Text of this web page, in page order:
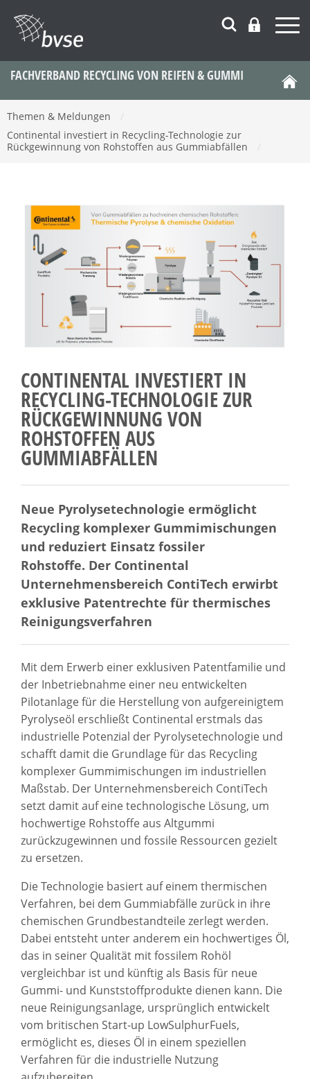
FACHVERBAND RECYCLING VON REIFEN & GUMMI
Themen & Meldungen
Continental investiert in Recycling-Technologie zur
Rückgewinnung von Rohstoffen aus Gummiabfällen
CONTINENTAL INVESTIERT IN
RECYCLING-TECHNOLOGIE ZUR
RÜCKGEWINNUNG VON
ROHSTOFFEN AUS
GUMMIABFÄLLEN
Neue Pyrolysetechnologie ermöglicht
Recycling komplexer Gummimischungen
und reduziert Einsatz fossiler
Rohstoffe. Der Continental
Unternehmensbereich ContiTech erwirbt
exklusive Patentrechte für thermisches
Reinigungsverfahren
Mit dem Erwerb einer exklusiven Patentfamilie und
der Inbetriebnahme einer neu entwickelten
Pilotanlage für die Herstellung von aufgereinigtem
Pyrolyseöl erschließt Continental erstmals das
industrielle Potenzial der Pyrolysetechnologie und
schafft damit die Grundlage für das Recycling
komplexer Gummimischungen im industriellen
Maßstab. Der Unternehmensbereich ContiTech
setzt damit auf eine technologische Lösung, um
hochwertige Rohstoffe aus Altgummi
zurückzugewinnen und fossile Ressourcen gezielt
zu ersetzen.
Die Technologie basiert auf einem thermischen
Verfahren, bei dem Gummiabfälle zurück in ihre
chemischen Grundbestandteile zerlegt werden.
Dabei entsteht unter anderem ein hochwertiges Öl,
das in seiner Qualität mit fossilem Rohöl
vergleichbar ist und künftig als Basis für neue
Gummi- und Kunststoffprodukte dienen kann. Die
neue Reinigungsanlage, ursprünglich entwickelt
vom britischen Start-up LowSulphurFuels,
ermöglicht es, dieses Öl in einem speziellen
Verfahren für die industrielle Nutzung